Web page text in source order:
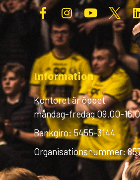
Information
Kontoret är öppet
måndag-fredag 09.00-
Bankgiro: 5455-3144
Organisationsnummer: